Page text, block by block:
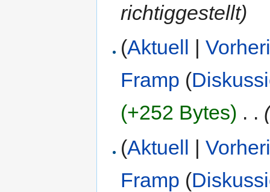
richtiggestellt)
(Aktuell |
Framp (
(+252 Bytes) . .
(Aktuell |
Framp (